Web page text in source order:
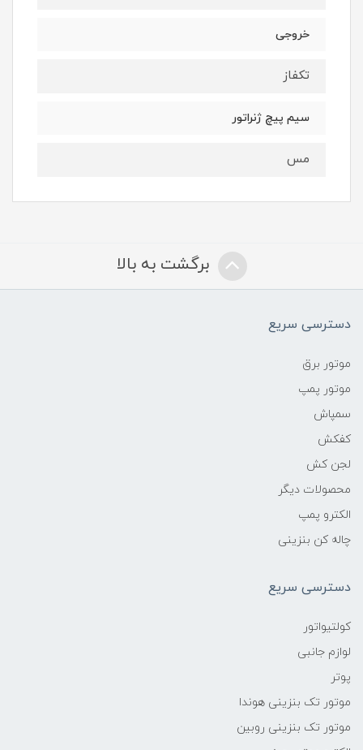
خروجی
تکفاز
سیم پیچ ژنراتور
مس
برگشت به بالا
دسترسی سریع
موتور برق
موتور پمپ
سمپاش
کفکش
لجن کش
محصولات دیگر
الکترو پمپ
چاله کن بنزینی
دسترسی سریع
کولتیواتور
لوازم جانبی
پوتر
موتور تک بنزینی هوندا
موتور تک بنزینی روبین